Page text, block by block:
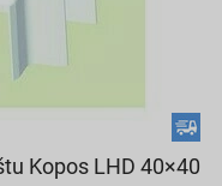
Kopos LHD 40×40